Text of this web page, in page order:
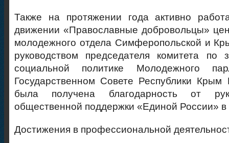
Также на протяжении года активно
движении «Православные добровольцы»
молодежного отдела Симферопольской и
руководством председателя комитета по
социальной политике Молодежного
Государственном Совете Республики
была получена благодарность от
общественной поддержки «Единой России»
Достижения в профессиональной